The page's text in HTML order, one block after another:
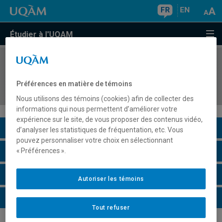
FR EN
Étudier à l'UQAM
COURS//
intervention
Description du cours
Horaire - Été 2026
Horaire - Automne 2026
Horaire - Hiver 2027
Préférences en matière de témoins
Nous utilisons des témoins (cookies) afin de collecter des
informations qui nous permettent d’améliorer votre
expérience sur le site, de vous proposer des contenus vidéo,
d’analyser les statistiques de fréquentation, etc. Vous
pouvez personnaliser votre choix en sélectionnant
« Préférences ».
Tout refuser
Autoriser les témoins